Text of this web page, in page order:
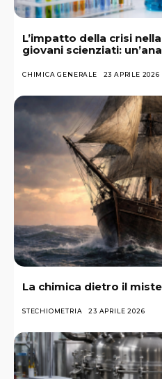
L’impatto della crisi
giovani scienziati:
CHIMICA GENERALE 23 APRILE 2026
La chimica dietro il
STECHIOMETRIA 23 APRILE 2026